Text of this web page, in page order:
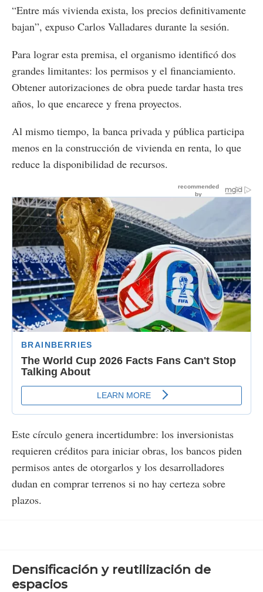
“Entre más vivienda exista, los precios definitivamente
bajan”, expuso Carlos Valladares durante la sesión.
Para lograr esta premisa, el organismo identificó dos
grandes limitantes: los permisos y el financiamiento.
Obtener autorizaciones de obra puede tardar hasta tres
años, lo que encarece y frena proyectos.
Al mismo tiempo, la banca privada y pública participa
menos en la construcción de vivienda en renta, lo que
reduce la disponibilidad de recursos.
Este círculo genera incertidumbre: los inversionistas
requieren créditos para iniciar obras, los bancos piden
permisos antes de otorgarlos y los desarrolladores
dudan en comprar terrenos si no hay certeza sobre
plazos.
Densificación y reutilización de
espacios